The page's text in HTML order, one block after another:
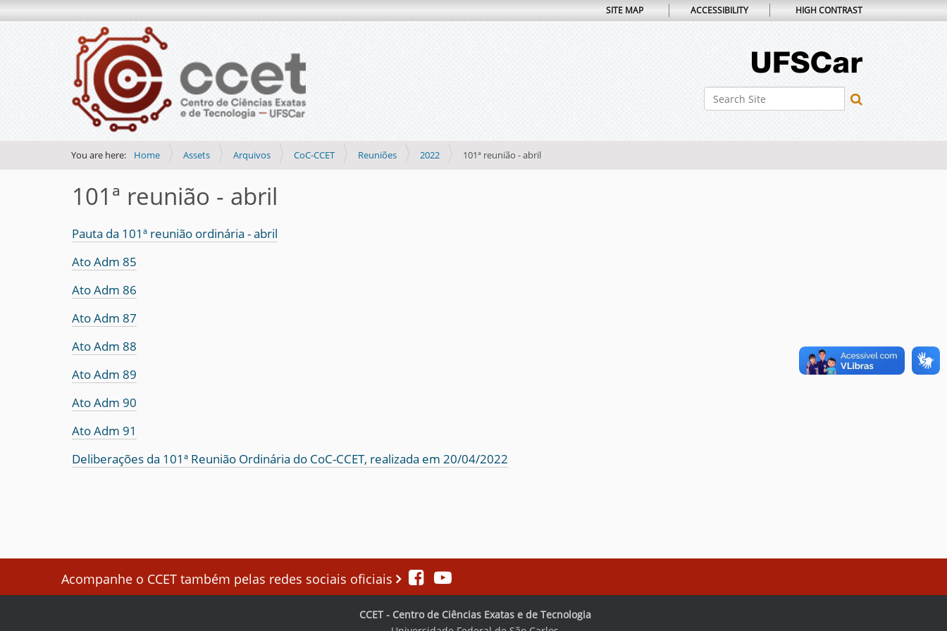
Search Site
SITE MAP ACCESSIBILITY HIGH CONTRAST
You are here: Home Assets Arquivos CoC-CCET Reuniões 2022 101ª reunião - abril
101ª reunião - abril
Pauta da 101ª reunião ordinária - abril
Ato Adm 85
Ato Adm 86
Ato Adm 87
Ato Adm 88
Ato Adm 89
Ato Adm 90
Ato Adm 91
Deliberações da 101ª Reunião Ordinária do CoC-CCET, realizada em 20/04/2022
Acompanhe o CCET também pelas redes sociais oficiais
CCET - Centro de Ciências Exatas e de Tecnologia